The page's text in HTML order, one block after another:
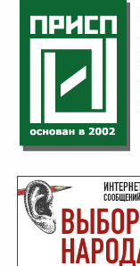
Категория:
Аналитика